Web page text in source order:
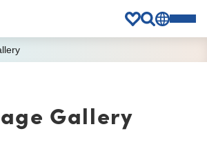
Gallery